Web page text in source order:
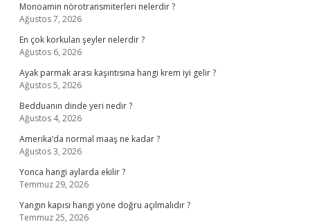
Monoamin nörotransmiterleri nelerdir ?
Ağustos 7, 2026
En çok korkulan şeyler nelerdir ?
Ağustos 6, 2026
Ayak parmak arası kaşıntısına hangi krem iyi gelir ?
Ağustos 5, 2026
Bedduanın dinde yeri nedir ?
Ağustos 4, 2026
Amerika’da normal maaş ne kadar ?
Ağustos 3, 2026
Yonca hangi aylarda ekilir ?
Temmuz 29, 2026
Yangın kapısı hangi yöne doğru açılmalıdır ?
Temmuz 25, 2026